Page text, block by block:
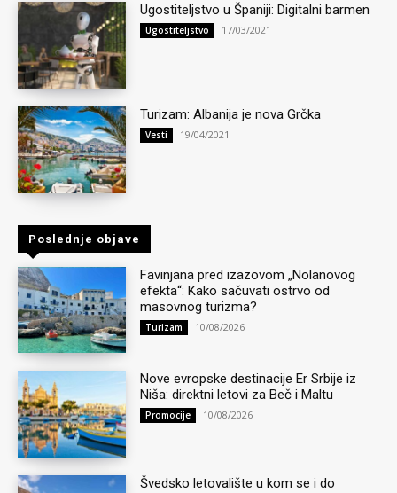
Ugostiteljstvo u Španiji: Digitalni barmen
Ugostiteljstvo 17/03/2021
Turizam: Albanija je nova Grčka
Vesti 19/04/2021
Poslednje objave
Favinjana pred izazovom „Nolanovog
efekta“: Kako sačuvati ostrvo od
masovnog turizma?
Turizam 10/08/2026
Nove evropske destinacije Er Srbije iz
Niša: direktni letovi za Beč i Maltu
Promocije 10/08/2026
Švedsko letovalište u kom se i do